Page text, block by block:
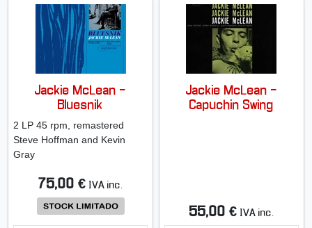
Jackie McLean -
Bluesnik
2 LP 45 rpm, remastered
Steve Hoffman and Kevin
Gray
75,00 € IVA inc.
Jackie McLean -
Capuchin Swing
55,00 € IVA inc.